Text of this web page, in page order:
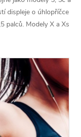
displeje o úhlopříčce
palců. Modely X a Xs